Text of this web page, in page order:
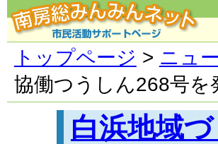
トップページ > ニュ
協働つうしん268号を
白浜地域